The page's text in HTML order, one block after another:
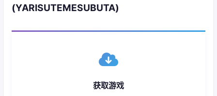
(YARISUTEMESUBUTA)
获取游戏